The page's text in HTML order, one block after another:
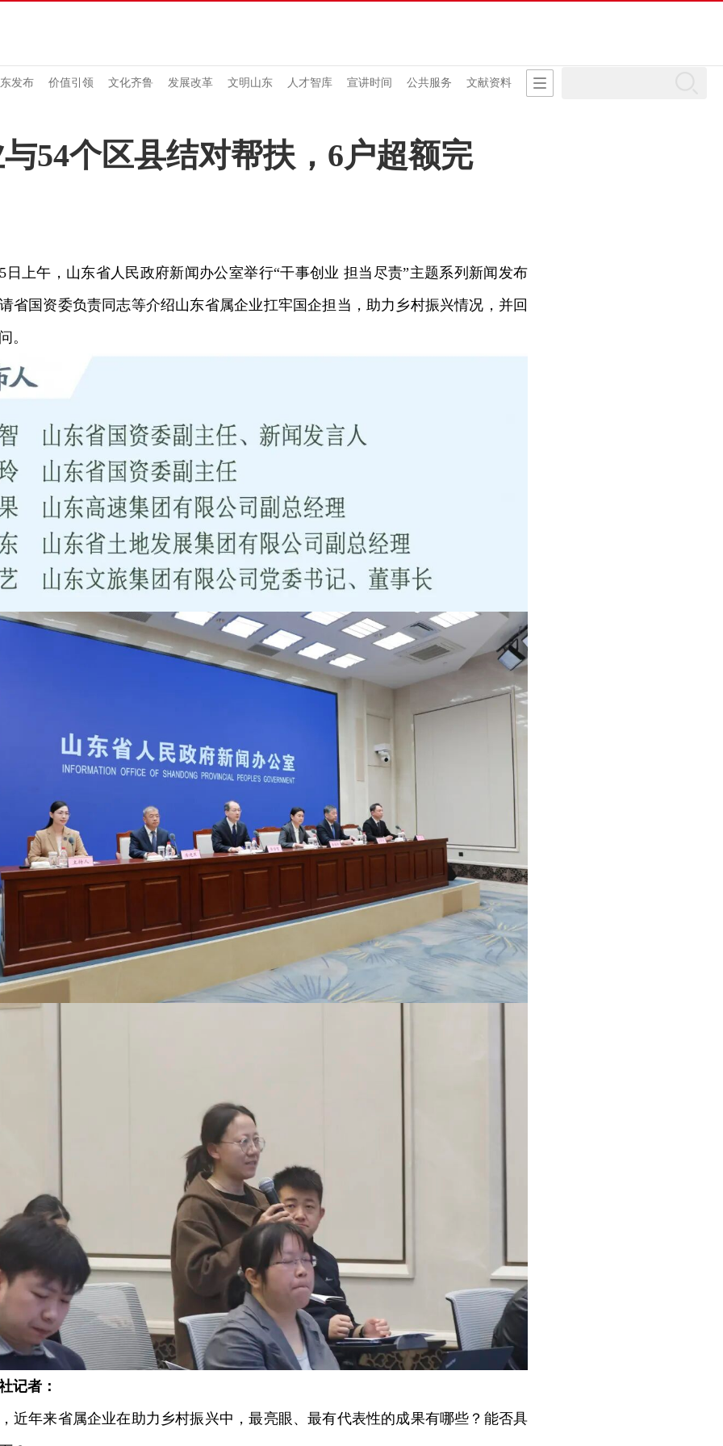
发布 价值引领 文化齐鲁 发展改革 文明山东 人才智库 宣讲时间 公共服务 文献资料
54个区县结对帮扶，6户超额完
午，山东省人民政府新闻办公室举行“干事创业 担当尽责”主题系列新闻发布
省国资委负责同志等介绍山东省属企业扛牢国企担当，助力乡村振兴情况，并回
。
记者：
来省属企业在助力乡村振兴中，最亮眼、最有代表性的成果有哪些？能否具